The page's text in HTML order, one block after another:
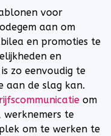
voor
aan om
en promoties te
en
zo eenvoudig te
aan de slag kan.
om
te
om te werken te